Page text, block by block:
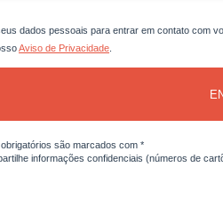
dados pessoais para entrar em contato com
Aviso de Privacidade
são marcados com *
informações confidenciais (números de